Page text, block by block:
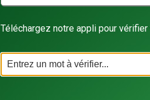
Téléchargez notre appli pour